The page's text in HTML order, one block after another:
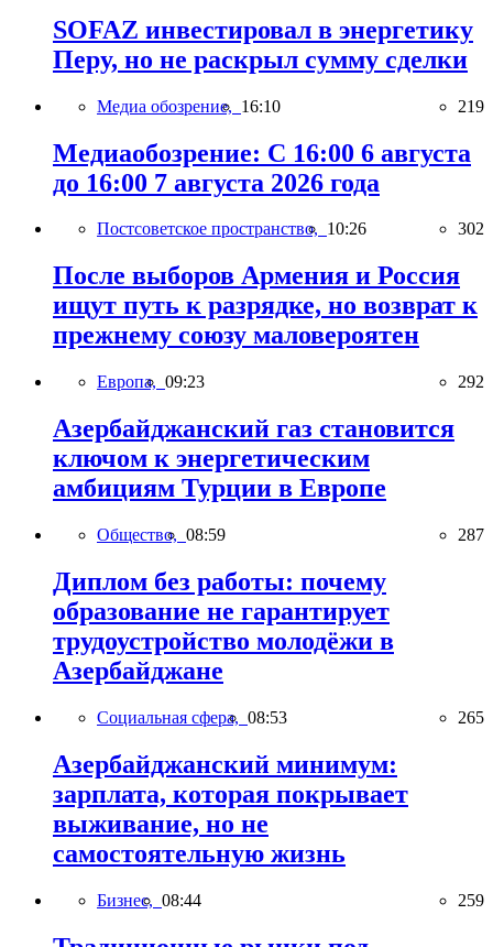
SOFAZ инвестировал в энергетику
Перу, но не раскрыл сумму сделки
Медиа обозрение, 16:10 219
Медиаобозрение: С 16:00 6 августа
до 16:00 7 августа 2026 года
Постсоветское пространство, 10:26 302
После выборов Армения и Россия
ищут путь к разрядке, но возврат к
прежнему союзу маловероятен
Европа, 09:23 292
Азербайджанский газ становится
ключом к энергетическим
амбициям Турции в Европе
Общество, 08:59 287
Диплом без работы: почему
образование не гарантирует
трудоустройство молодёжи в
Азербайджане
Социальная сфера, 08:53 265
Азербайджанский минимум:
зарплата, которая покрывает
выживание, но не
самостоятельную жизнь
Бизнес, 08:44 259